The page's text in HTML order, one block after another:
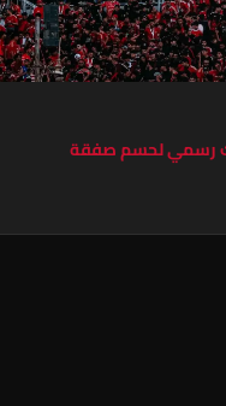
رسمي لحسم صفقة